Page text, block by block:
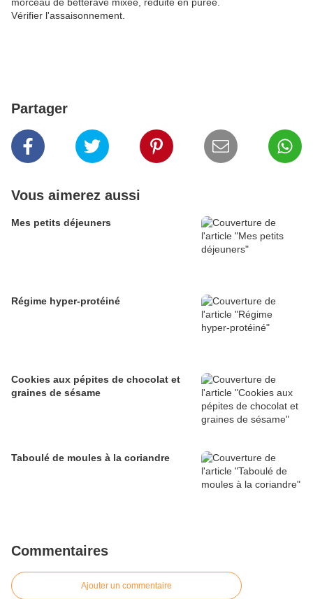
Vérifier l'assaisonnement.
Partager
Vous aimerez aussi
Mes petits déjeuners
Régime hyper-protéiné
Cookies aux pépites de chocolat et
graines de sésame
Taboulé de moules à la coriandre
Commentaires
Ajouter un commentaire